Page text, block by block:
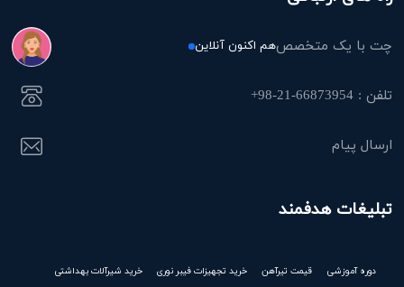
چت با یک متخصصهم اکنون آنلاین
تلفن : 66873954-21-98+
ارسال پیام
تبلیغات هدفمند
دوره آموزشی قیمت تیرآهن خرید تجهیزات فیبر نوری خرید شیرآلات بهداشتی